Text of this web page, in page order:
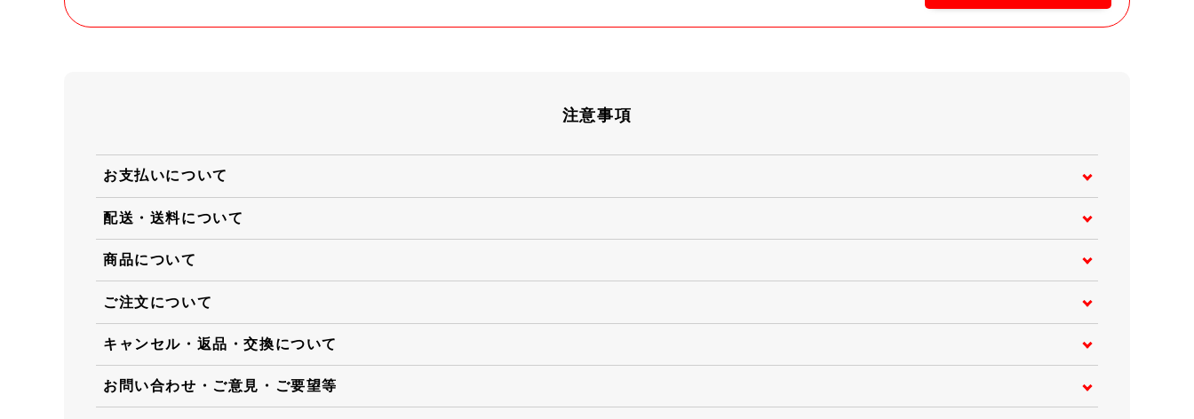
注意事項
お支払いについて
配送・送料について
商品について
ご注文について
キャンセル・返品・交換について
お問い合わせ・ご意見・ご要望等